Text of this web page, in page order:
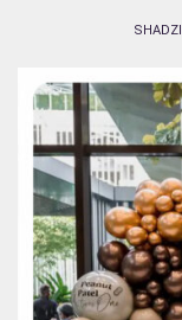
SHADZI